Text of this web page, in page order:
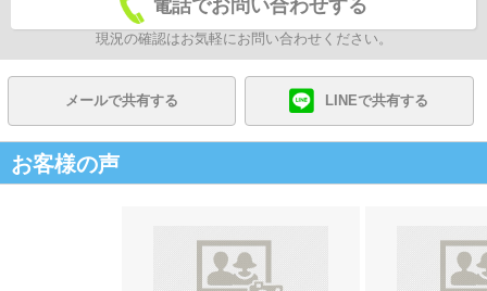
電話でお問い合わせする
現況の確認はお気軽にお問い合わせください。
メールで共有する LINEで共有する
お客様の声